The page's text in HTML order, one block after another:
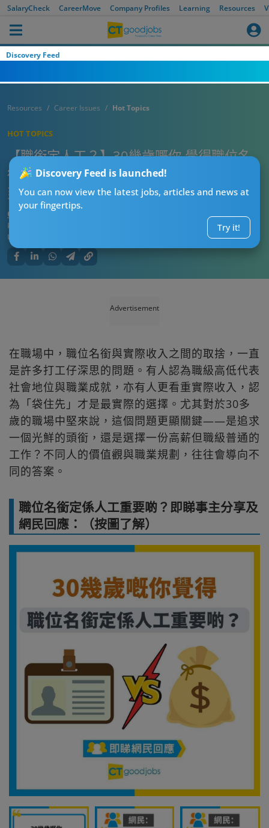
SalaryCheck CareerMove Company Profiles Learning Resources
Discovery Feed
Discovery Feed is launched!
You can now view the latest jobs, articles and news at
your fingertips.
Try it!
Resources Career Issues Hot Topics
HOT TOPICS
【職銜定人工？】30幾歲嘅你 覺得職位名
銜定係人工重要啲？人工高但職級低 接受
到？
CTgoodjobs’ Editor
Published:
Updated:
Advertisement
在職場中，職位名銜與實際收入之間的取捨，一直
是許多打工仔深思的問題。有人認為職級高低代表
社會地位與職業成就，亦有人更看重實際收入，認
為「袋住先」才是最實際的選擇。尤其對於30多
歲的職場中堅來說，這個問題更顯關鍵——是追求
一個光鮮的頭銜，還是選擇一份高薪但職級普通的
工作？不同人的價值觀與職業規劃，往往會導向不
同的答案。
職位名銜定係人工重要啲？即睇事主分享及
網民回應：（按圖了解）